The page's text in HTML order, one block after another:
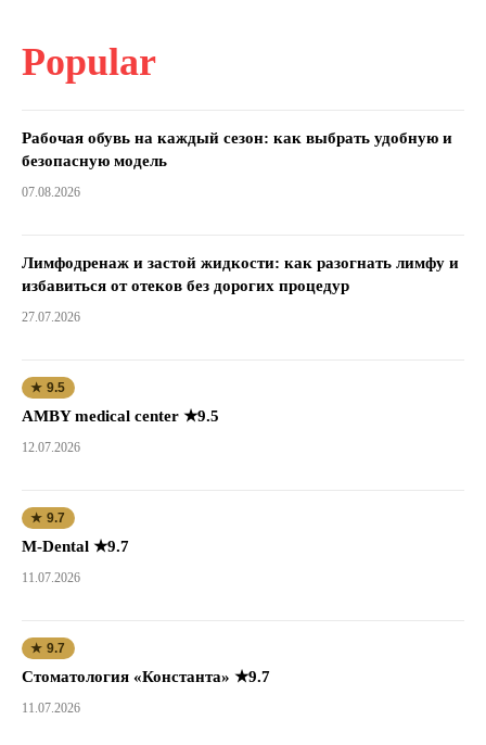
Popular
Рабочая обувь на каждый сезон: как выбрать удобную и
безопасную модель
07.08.2026
Лимфодренаж и застой жидкости: как разогнать лимфу и
избавиться от отеков без дорогих процедур
27.07.2026
★ 9.5
AMBY medical center ★9.5
12.07.2026
★ 9.7
M-Dental ★9.7
11.07.2026
★ 9.7
Стоматология «Константа» ★9.7
11.07.2026